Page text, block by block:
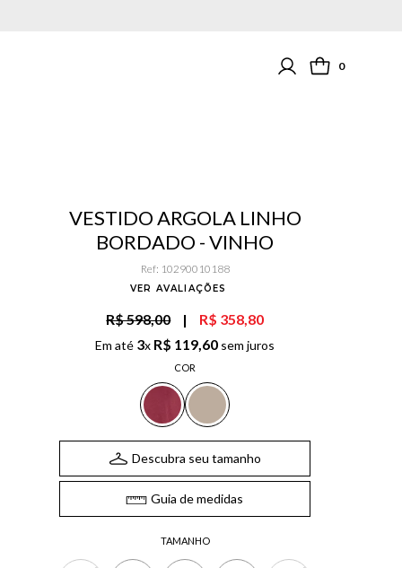
0
VESTIDO ARGOLA LINHO
BORDADO - VINHO
Ref: 10290010188
VER AVALIAÇÕES
R$ 598,00 | R$ 358,80
Em até 3x R$ 119,60 sem juros
COR
TAMANHO
Descubra seu tamanho
Guia de medidas